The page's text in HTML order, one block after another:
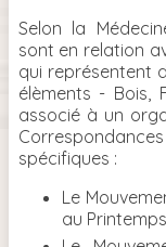
Selon la
sont en relation
qui représentent
élèments - Bois,
associé à un
spécifiques :
Le
au Printemps